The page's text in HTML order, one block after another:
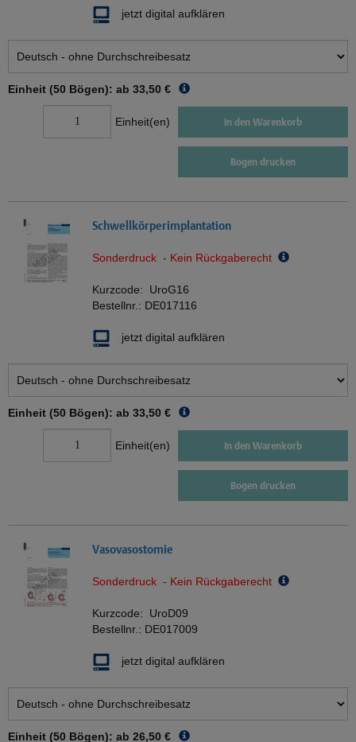
jetzt digital aufklären
Einheit (50 Bögen): ab 33,50 €
Einheit(en) In den Warenkorb
Bogen drucken
Schwellkörperimplantation
Sonderdruck - Kein Rückgaberecht
Kurzcode: UroG16
Bestellnr.: DE017116
jetzt digital aufklären
Einheit (50 Bögen): ab 33,50 €
Einheit(en) In den Warenkorb
Bogen drucken
Vasovasostomie
Sonderdruck - Kein Rückgaberecht
Kurzcode: UroD09
Bestellnr.: DE017009
jetzt digital aufklären
Einheit (50 Bögen): ab 26,50 €